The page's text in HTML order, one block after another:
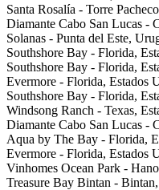
Santa Rosalía - Torre
Diamante Cabo San Lucas -
Solanas - Punta del Este,
Southshore Bay - Florida,
Southshore Bay - Florida,
Evermore - Florida, Estados
Southshore Bay - Florida,
Windsong Ranch - Texas,
Diamante Cabo San Lucas -
Aqua by The Bay - Florida,
Evermore - Florida, Estados
Vinhomes Ocean Park -
Treasure Bay Bintan -